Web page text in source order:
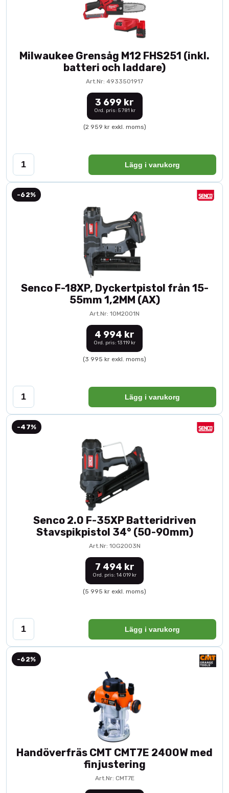
Milwaukee Grensåg M12 FHS251 (inkl.
batteri och laddare)
Art.Nr: 4933501917
3 699 kr
Ord. pris: 5 781 kr
(2 959 kr exkl. moms)
Lägg i varukorg
-62%
Senco F-18XP, Dyckertpistol från 15-
55mm 1,2MM (AX)
Art.Nr: 10M2001N
4 994 kr
Ord. pris: 13 119 kr
(3 995 kr exkl. moms)
Lägg i varukorg
-47%
Senco 2.0 F-35XP Batteridriven
Stavspikpistol 34° (50-90mm)
Art.Nr: 10G2003N
7 494 kr
Ord. pris: 14 019 kr
(5 995 kr exkl. moms)
Lägg i varukorg
-62%
Handöverfräs CMT CMT7E 2400W med
finjustering
Art.Nr: CMT7E